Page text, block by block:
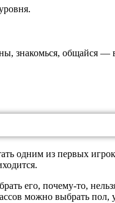
знакомься, общайся —
одним из первых
его, почему-то,
можно выбрать